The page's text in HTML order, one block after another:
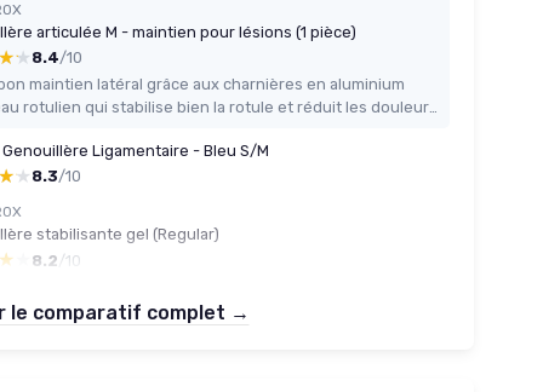
articulée M - maintien pour lésions (1 pièce)
8.4/10
maintien latéral grâce aux charnières en aluminium
Genouillère Ligamentaire - Bleu S/M
8.3/10
stabilisante gel (Regular)
8.2 /10
le comparatif complet →